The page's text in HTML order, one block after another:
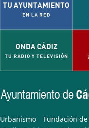
TU AYUNTAMIENTO
EN LA RED
ONDA CÁDIZ
TU RADIO Y TELEVISIÓN
Urbanismo
Fundación